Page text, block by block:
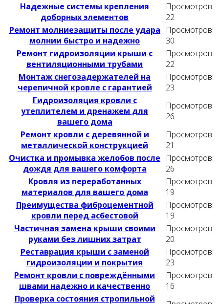
Надежные системы крепления
доборных элементов
Просмотров:
22
Ремонт молниезащиты после удара
молнии быстро и надежно
Просмотров:
30
Ремонт гидроизоляции крыши с
вентиляционными трубами
Просмотров:
22
Монтаж снегозадержателей на
черепичной кровле с гарантией
Просмотров:
23
Гидроизоляция кровли с
утеплителем и дренажем для
вашего дома
Просмотров:
26
Ремонт кровли с деревянной и
металлической конструкцией
Просмотров:
21
Очистка и промывка желобов после
дождя для вашего комфорта
Просмотров:
26
Кровля из переработанных
материалов для вашего дома
Просмотров:
19
Преимущества фиброцементной
кровли перед асбестовой
Просмотров:
19
Частичная замена крыши своими
руками без лишних затрат
Просмотров:
20
Реставрация крыши с заменой
гидроизоляции и покрытия
Просмотров:
23
Ремонт кровли с повреждёнными
швами надежно и качественно
Просмотров:
16
Проверка состояния стропильной